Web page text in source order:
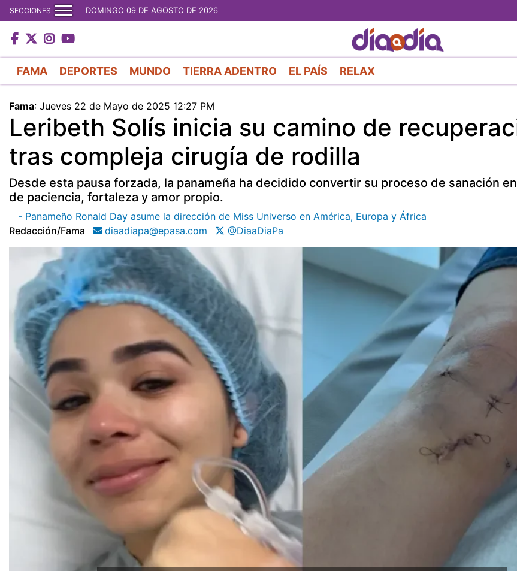
al
contenido
principal
SECCIONES DOMINGO 09 DE AGOSTO DE 2026
FAMA DEPORTES MUNDO TIERRA ADENTRO EL PAÍS RELAX
Fama: Jueves 22 de Mayo de 2025 12:27 PM
Leribeth Solís inicia su camino de
tras compleja cirugía de rodilla
Desde esta pausa forzada, la panameña ha decidido convertir su proceso de sanación
de paciencia, fortaleza y amor propio.
- Panameño Ronald Day asume la dirección de Miss Universo en América, Europa y África
Redacción/fama
diaadiapa@epasa.com @DiaaDiaPa